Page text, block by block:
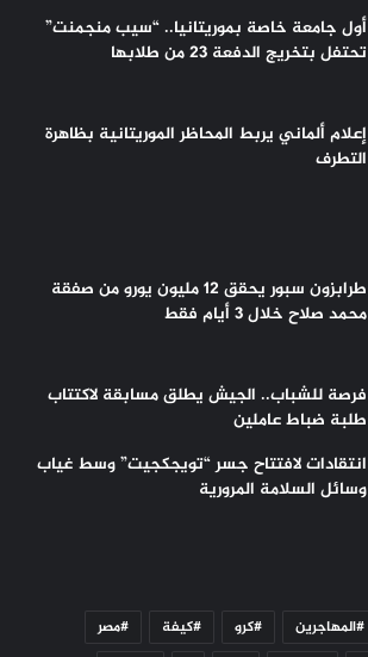
أول جامعة خاصة بموريتانيا.. “سيب منجمنت”
تحتفل بتخريج الدفعة 23 من طلابها
إعلام ألماني يربط المحاظر الموريتانية بظاهرة
التطرف
طرابزون سبور يحقق 12 مليون يورو من صفقة
محمد صلاح خلال 3 أيام فقط
فرصة للشباب.. الجيش يطلق مسابقة لاكتتاب
طلبة ضباط عاملين
انتقادات لافتتاح جسر “تويجكجيت” وسط غياب
وسائل السلامة المرورية
#المهاجرين #كرو #كيفة
#مصر